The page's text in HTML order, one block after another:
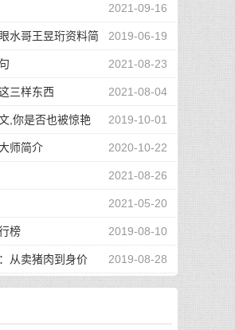
2021-09-16
2019-06-19
水哥王昱珩资料简
2021-08-23
2021-08-04
三样东西
2019-10-01
,你是否也被惊艳
2020-10-22
师简介
2021-08-26
2021-05-20
2019-08-10
榜
2019-08-28
从卖猪肉到身价
是？